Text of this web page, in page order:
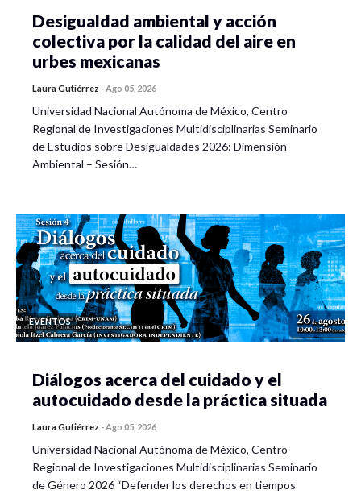
Desigualdad ambiental y acción
colectiva por la calidad del aire en
urbes mexicanas
Laura Gutiérrez -Ago 05, 2026
Universidad Nacional Autónoma de México, Centro
Regional de Investigaciones Multidisciplinarias Seminario
de Estudios sobre Desigualdades 2026: Dimensión
Ambiental – Sesión…
EVENTOS
Diálogos acerca del cuidado y el
autocuidado desde la práctica situada
Laura Gutiérrez -Ago 05, 2026
Universidad Nacional Autónoma de México, Centro
Regional de Investigaciones Multidisciplinarias Seminario
de Género 2026 “Defender los derechos en tiempos